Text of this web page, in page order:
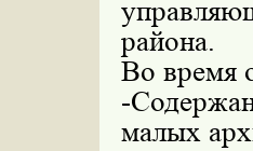
района.
Во время
-
малых